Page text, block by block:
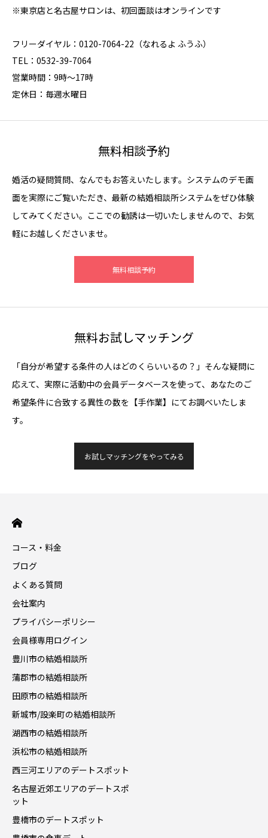
※東京店と名古屋サロンは、初回面談はオンラインです
フリーダイヤル：0120-7064-22（なれるよ ふうふ）
TEL：0532-39-7064
営業時間：9時～17時
定休日：毎週水曜日
無料相談予約
婚活の疑問質問、なんでもお答えいたします。システムのデモ画
面を実際にご覧いただき、最新の結婚相談所システムをぜひ体験
してみてください。ここでの勧誘は一切いたしませんので、お気
軽にお越しくださいませ。
無料相談予約
無料お試しマッチング
「自分が希望する条件の人はどのくらいいるの？」そんな疑問に
応えて、実際に活動中の会員データベースを使って、あなたのご
希望条件に合致する異性の数を【手作業】にてお調べいたしま
す。
お試しマッチングをやってみる
コース・料金
ブログ
よくある質問
会社案内
プライバシーポリシー
会員様専用ログイン
豊川市の結婚相談所
蒲郡市の結婚相談所
田原市の結婚相談所
新城市/設楽町の結婚相談所
湖西市の結婚相談所
浜松市の結婚相談所
西三河エリアのデートスポット
名古屋近郊エリアのデートスポ
ット
豊橋市のデートスポット